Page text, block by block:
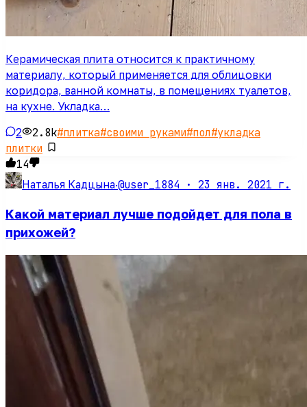
Керамическая плита относится к практичному
материалу, который применяется для облицовки
коридора, ванной комнаты, в помещениях туалетов,
на кухне. Укладка…
2 2.8k#плитка#своими руками#пол#укладка
плитки
14
Наталья Кадцына·@user_1884 · 23 янв. 2021 г.
Какой материал лучше подойдет для пола в
прихожей?